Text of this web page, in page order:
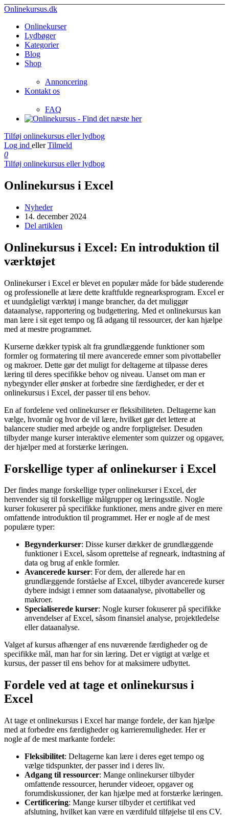
Onlinekursus.dk
Onlinekurser
Lydbøger
Kategorier
Blog
Shop
Annoncering
Kontakt os
FAQ
Tilføj onlinekursus eller lydbog
Log ind eller Tilmeld
0
Tilføj onlinekursus eller lydbog
Onlinekursus i Excel
Nyheder
14. december 2024
Del artiklen
Onlinekursus i Excel: En introduktion til
værktøjet
Onlinekurser i Excel er blevet en populær måde for både studerende
og professionelle at lære dette kraftfulde regnearksprogram. Excel er
et uundgåeligt værktøj i mange brancher, da det muliggør
dataanalyse, rapportering og budgettering. Med et onlinekursus kan
man lære i sit eget tempo og få adgang til ressourcer, der kan hjælpe
med at mestre programmet.
Kurserne dækker typisk alt fra grundlæggende funktioner som
formler og formatering til mere avancerede emner som pivottabeller
og makroer. Dette gør det muligt for deltagerne at tilpasse deres
læring til deres specifikke behov og niveau. Uanset om man er
nybegynder eller ønsker at forbedre sine færdigheder, er der et
onlinekursus i Excel, der passer til ens behov.
En af fordelene ved onlinekurser er fleksibiliteten. Deltagerne kan
vælge, hvornår og hvor de vil lære, hvilket gør det lettere at
balancere studier med arbejde og andre forpligtelser. Desuden
tilbyder mange kurser interaktive elementer som quizzer og opgaver,
der hjælper med at forstærke læringen.
Forskellige typer af onlinekurser i Excel
Der findes mange forskellige typer onlinekurser i Excel, der
henvender sig til forskellige målgrupper og læringsstile. Nogle
kurser fokuserer på specifikke funktioner, mens andre giver en mere
omfattende introduktion til programmet. Her er nogle af de mest
populære typer:
Begynderkurser: Disse kurser dækker de grundlæggende
funktioner i Excel, såsom oprettelse af regneark, indtastning af
data og brug af enkle formler.
Avancerede kurser: For dem, der allerede har en
grundlæggende forståelse af Excel, tilbyder avancerede kurser
dybere indsigt i emner som dataanalyse, pivottabeller og
makroer.
Specialiserede kurser: Nogle kurser fokuserer på specifikke
anvendelser af Excel, såsom finansiel analyse, projektledelse
eller dataanalyse.
Valget af kursus afhænger af ens nuværende færdigheder og de
specifikke mål, man har for sin læring. Det er vigtigt at vælge et
kursus, der passer til ens behov for at maksimere udbyttet.
Fordele ved at tage et onlinekursus i
Excel
At tage et onlinekursus i Excel har mange fordele, der kan hjælpe
med at forbedre ens færdigheder og karrieremuligheder. Her er
nogle af de mest markante fordele:
Fleksibilitet: Deltagerne kan lære i deres eget tempo og
vælge tidspunkter, der passer ind i deres liv.
Adgang til ressourcer: Mange onlinekurser tilbyder
omfattende ressourcer, herunder videoer, opgaver og
forumdiskussioner, der kan hjælpe med at forstærke læringen.
Certificering: Mange kurser tilbyder et certifikat ved
afslutning, hvilket kan være en værdifuld tilføjelse til ens CV.